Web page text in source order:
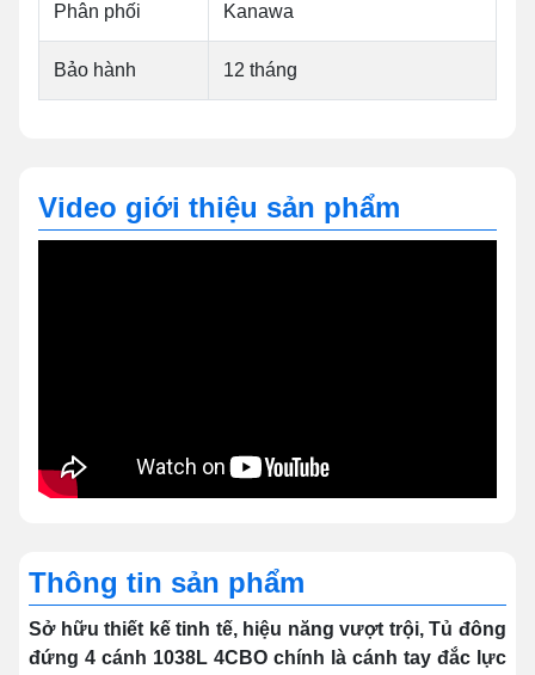
Phân phối Kanawa
Bảo hành 12 tháng
Video giới thiệu sản phẩm
Thông tin sản phẩm
Sở hữu thiết kế tinh tế, hiệu năng vượt trội, Tủ đông
đứng 4 cánh 1038L 4CBO chính là cánh tay đắc lực